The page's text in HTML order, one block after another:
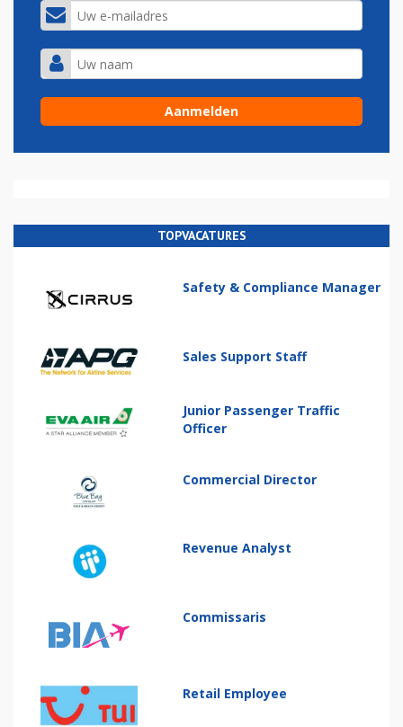
TOPVACATURES
Safety & Compliance Manager
Sales Support Staff
Junior Passenger Traffic
Officer
Commercial Director
Revenue Analyst
Commissaris
Retail Employee